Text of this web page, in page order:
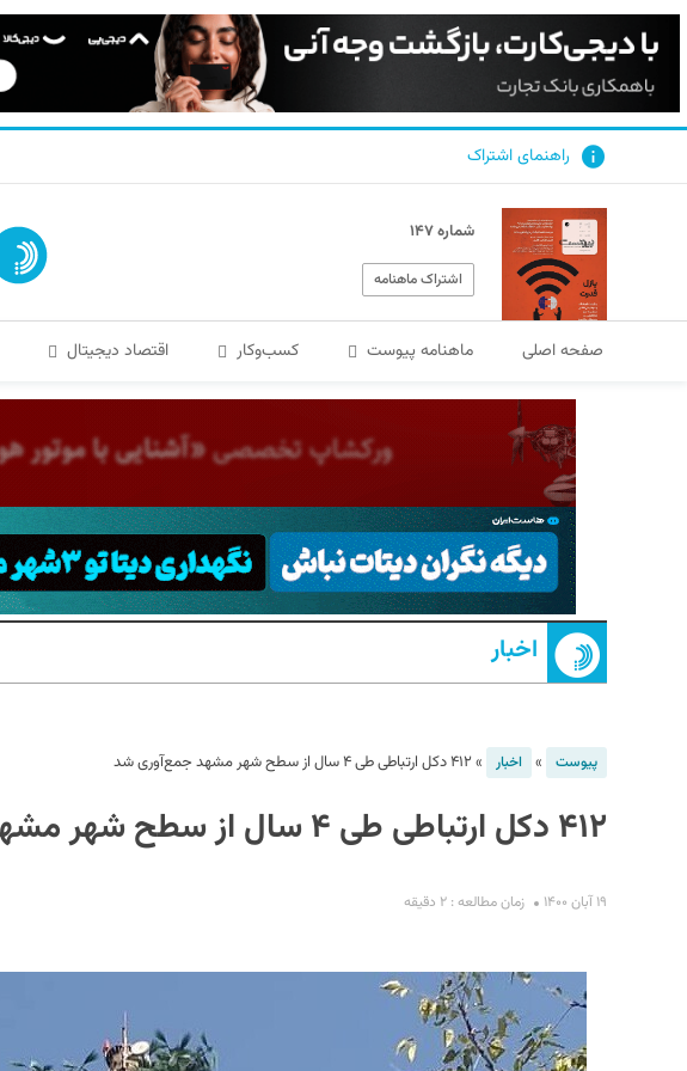
راهنمای اشتراک
شماره ۱۴۷
اشتراک ماهنامه
صفحه اصلی ماهنامه پیوست کسب‌و‌کار اقتصاد دیجیتال
اخبار
پیوست » اخبار »۴۱۲ دکل ارتباطی طی ۴ سال از سطح شهر مشهد جمع‌آوری شد
۴۱۲ دکل ارتباطی طی ۴ سال از سطح شهر مشهد جمع‌آوری شد
۱۹ آبان ۱۴۰۰ زمان مطالعه : ۲ دقیقه